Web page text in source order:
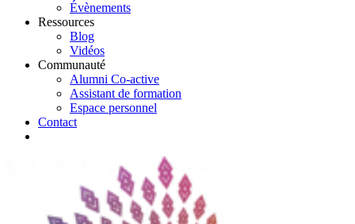
Évènements
Ressources
Blog
Vidéos
Communauté
Alumni Co-active
Assistant de formation
Espace personnel
Contact